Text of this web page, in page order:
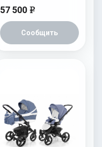
57 500 e
Сообщить